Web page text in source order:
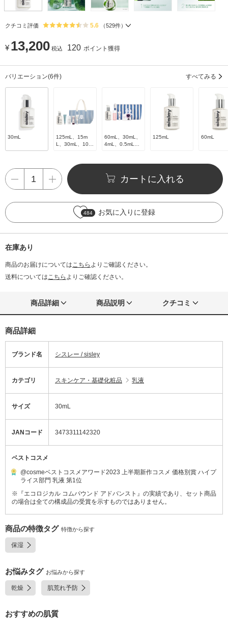
クチコミ評価 5.6 （529件）
¥ 13,200 税込 120 ポイント獲得
バリエーション(6件) すべてみる
30mL
125mL、15m
L、30mL、10m
60mL、30mL、
4mL、0.5mL、1
125mL 60mL
カートに入れる
484 お気に入りに登録
在庫あり
商品のお届けについてはこちら よりご確認ください。
送料についてはこちら よりご確認ください。
商品詳細 商品説明 クチコミ
商品詳細
ブランド名 シスレー / sisley
カテゴリ スキンケア・基礎化粧品 乳液
サイズ 30mL
JANコード 3473311142320
ベストコスメ
@cosmeベストコスメアワード2023 上半期新作コスメ 価格別賞 ハイプ
ライス部門 乳液 第1位
※『エコロジカル コムパウンド アドバンスト』の実績であり、セット商品
の場合は全ての構成品の受賞を示すものではありません。
商品の特徴タグ 特徴から探す
保湿
お悩みタグ お悩みから探す
乾燥 肌荒れ予防
おすすめの肌質